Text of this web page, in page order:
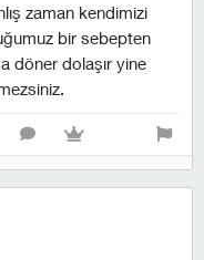
zaman kendimizi
bir sebepten
döner dolaşır yine